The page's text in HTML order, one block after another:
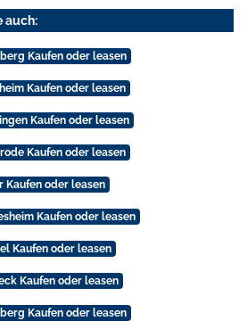
auch:
Kaufen oder leasen
Kaufen oder leasen
Kaufen oder leasen
Kaufen oder leasen
Kaufen oder leasen
Kaufen oder leasen
Kaufen oder leasen
Kaufen oder leasen
Kaufen oder leasen